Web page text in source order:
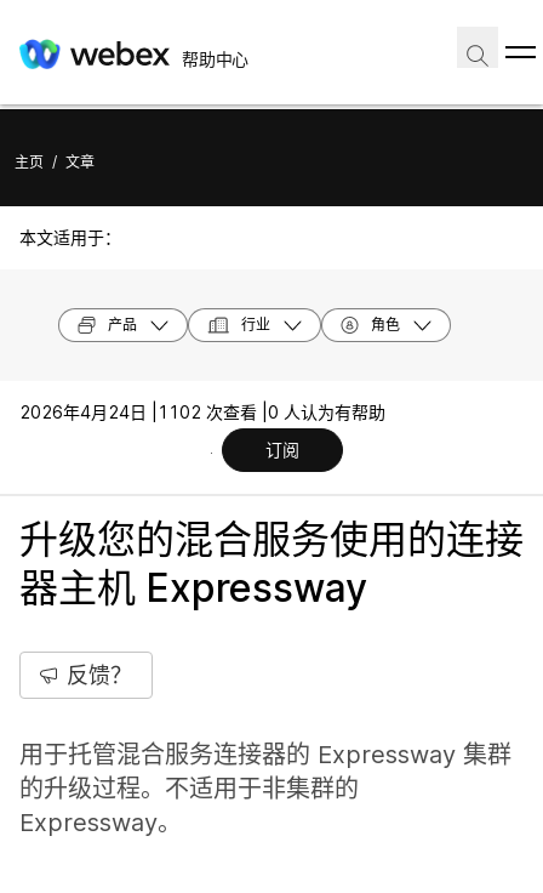
帮助中心
主页 / 文章
本文适用于：
产品 行业 角色
2026年4月24日 | 1102 次查看 | 0 人认为有帮助
订阅
升级您的混合服务使用的连接
器主机 Expressway
反馈？
用于托管混合服务连接器的 Expressway 集群
的升级过程。不适用于非集群的
Expressway。